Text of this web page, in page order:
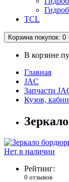
TCL
Корзина покупок: 0
В корзине
Главная
JAC
Запчасти
Кузов,
Нет в наличии
Рейтинг:
0 отзывов